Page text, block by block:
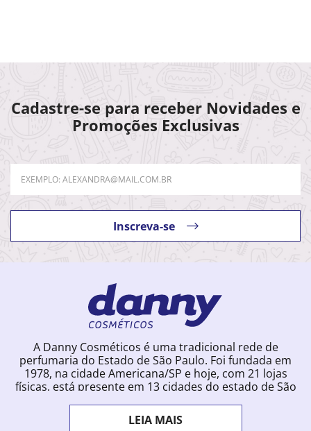
Cadastre-se para receber Novidades e
Promoções Exclusivas
Inscreva-se
A Danny Cosméticos é uma tradicional rede de
perfumaria do Estado de São Paulo. Foi fundada em
1978, na cidade Americana/SP e hoje, com 21 lojas
físicas, está presente em 13 cidades do estado de São
começou a vender para todo o território brasileiro.
Com uma infinidade de marcas e a filosofia de vender
LEIA MAIS